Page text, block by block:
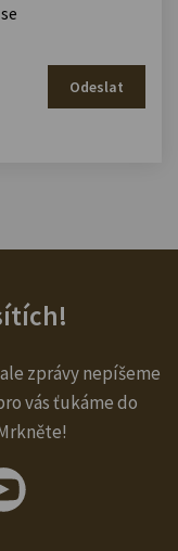
Odeslat
zprávy nepíšeme
vás ťukáme do